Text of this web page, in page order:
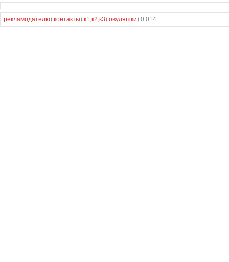
рекламодателю) контакты) к1,к2,к3) овуляшки) 0.014